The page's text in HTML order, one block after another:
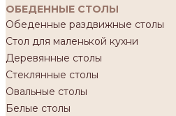
ОБЕДЕННЫЕ СТОЛЫ
Обеденные раздвижные столы
Стол для маленькой кухни
Деревянные столы
Стеклянные столы
Овальные столы
Белые столы